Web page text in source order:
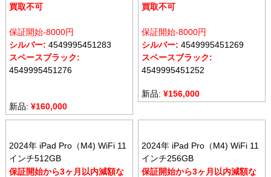
買取不可
保証開始-8000円
シルバー: 4549995451283
スペースブラック:
4549995451276
新品: ¥160,000
買取不可
保証開始-8000円
シルバー: 4549995451269
スペースブラック:
4549995451252
新品: ¥156,000
2024年 iPad Pro（M4) WiFi 11
インチ512GB
保証開始から3ヶ月以内減額な
2024年 iPad Pro（M4) WiFi 11
インチ256GB
保証開始から3ヶ月以内減額な